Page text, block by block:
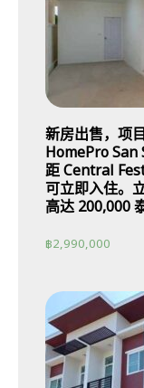
新房出售，项
HomePro
距 Central
可立即入住。
高达 200,000
฿2,990,000